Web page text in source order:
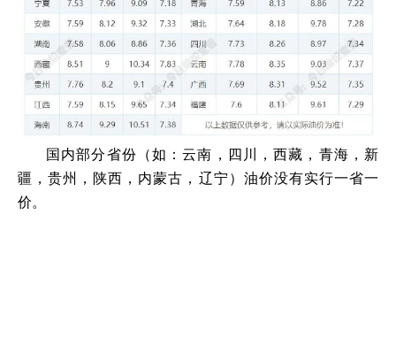
国内部分省份（如：云南，四川，西藏，青海，新
疆，贵州，陕西，内蒙古，辽宁）油价没有实行一省一
价。